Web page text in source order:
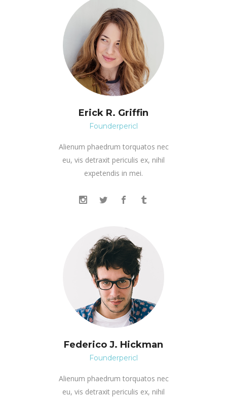
Erick R. Griffin
Founderpericl
Alienum phaedrum torquatos nec
eu, vis detraxit periculis ex, nihil
expetendis in mei.
Federico J. Hickman
Founderpericl
Alienum phaedrum torquatos nec
eu, vis detraxit periculis ex, nihil